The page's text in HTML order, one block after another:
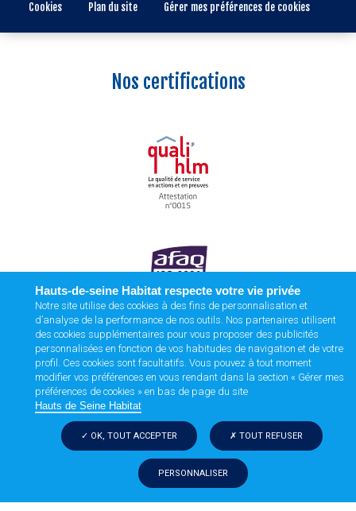
Cookies Plan du site Gérer mes préférences de cookies
Nos certifications
Hauts-de-seine Habitat respecte votre vie privée
Notre site utilise des cookies à des fins de personnalisation et
d’analyse de la performance de nos outils. Nos partenaires utilisent
des cookies supplémentaires pour vous proposer des publicités
personnalisées en fonction de vos habitudes de navigation et de votre
profil. Ces cookies sont facultatifs. Vous pouvez à tout moment
modifier vos préférences en vous rendant dans la section « Gérer mes
préférences de cookies » en bas de page du site
Hauts de Seine Habitat
OK, TOUT ACCEPTER TOUT REFUSER
PERSONNALISER